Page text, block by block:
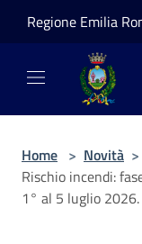
Regione Emilia
Home > Novità >
Rischio incendi:
1° al 5 luglio 2026.